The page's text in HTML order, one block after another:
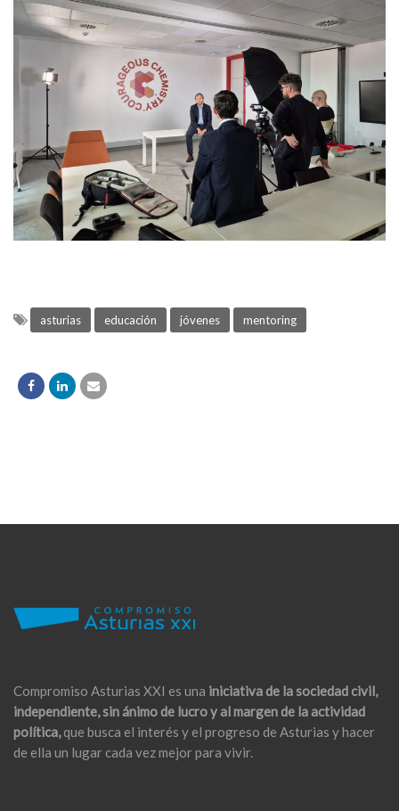
asturias educación jóvenes mentoring
Compromiso Asturias XXI es una iniciativa de la sociedad civil,
independiente, sin ánimo de lucro y al margen de la actividad
política,que busca el interés y el progreso de Asturias y hacer
de ella un lugar cada vez mejor para vivir.